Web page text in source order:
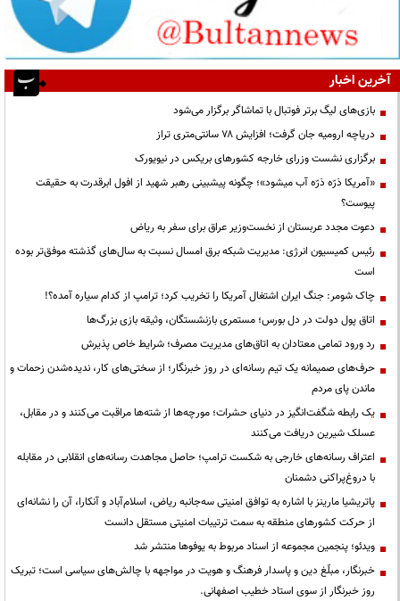
آخرین اخبار
بازی‌های لیگ برتر فوتبال با تماشاگر برگزار می‌شود
دریاچه ارومیه جان گرفت؛ افزایش ۷۸ سانتی‌متری تراز
برگزاری نشست وزرای خارجه کشورهای بریکس در نیویورک
«آمریکا ذرّه ذرّه آب میشود»؛ چگونه پیشبینی رهبر شهید از افول ابرقدرت به حقیقت
پیوست؟
دعوت مجدد عربستان از نخست‌وزیر عراق برای سفر به ریاض
رئیس کمیسیون انرژی: مدیریت شبکه برق امسال نسبت به سال‌های گذشته موفق‌تر بوده
است
چاک شومر: جنگ ایران اشتغال آمریکا را تخریب کرد؛ ترامپ از کدام سیاره آمده؟!
اتاق پول دولت در دل بورس؛ مستمری بازنشستگان، وثیقه بازی بزرگ‌ها
رد ورود تمامی معتادان به اتاق‌های مدیریت مصرف؛ شرایط خاص پذیرش
حرف‌های صمیمانه یک تیم رسانه‌ای در روز خبرنگار؛ از سختی‌های کار، ندیده‌شدن زحمات و
ماندن پای مردم
یک رابطه شگفت‌انگیز در دنیای حشرات؛ مورچه‌ها از شته‌ها مراقبت می‌کنند و در مقابل،
عسلک شیرین دریافت می‌کنند
اعتراف رسانه‌های خارجی به شکست ترامپ؛ حاصل مجاهدت رسانه‌های انقلابی در مقابله
با دروغ‌پراکنی دشمنان
پاتریشیا مارینز با اشاره به توافق امنیتی سه‌جانبه ریاض، اسلام‌آباد و آنکارا، آن را نشانه‌ای
از حرکت کشورهای منطقه به سمت ترتیبات امنیتی مستقل دانست
ویدئو؛ پنجمین مجموعه از اسناد مربوط به یوفوها منتشر شد
خبرنگار، مبلّغ دین و پاسدار فرهنگ و هویت در مواجهه با چالش‌های سیاسی است؛ تبریک
روز خبرنگار از سوی استاد خطیب اصفهانی.